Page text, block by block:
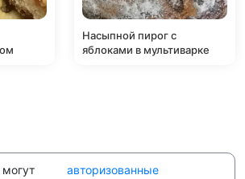
Насыпной пирог с
яблоками в мультиварке
авторизованные